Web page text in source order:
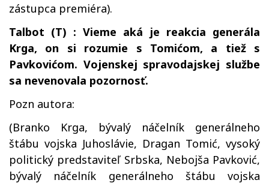
zástupca premiéra).
Talbot (T) : Vieme aká je reakcia generála
Krga, on si rozumie s Tomićom, a tiež s
Pavkovićom. Vojenskej spravodajskej službe
sa nevenovala pozornosť.
Pozn autora:
(Branko Krga, bývalý náčelník generálneho
štábu vojska Juhoslávie, Dragan Tomić, vysoký
politický predstaviteľ Srbska, Nebojša Pavković,
bývalý náčelník generálneho štábu vojska